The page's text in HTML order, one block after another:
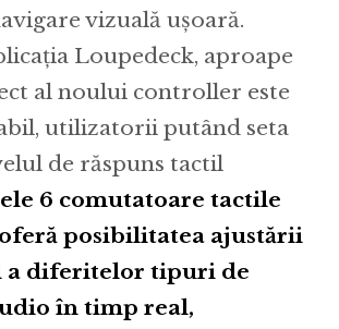
vizuală ușoară.
Loupedeck, aproape
al noului controller este
utilizatorii putând seta
de răspuns tactil
6 comutatoare tactile
posibilitatea ajustării
a diferitelor tipuri de
în timp real,